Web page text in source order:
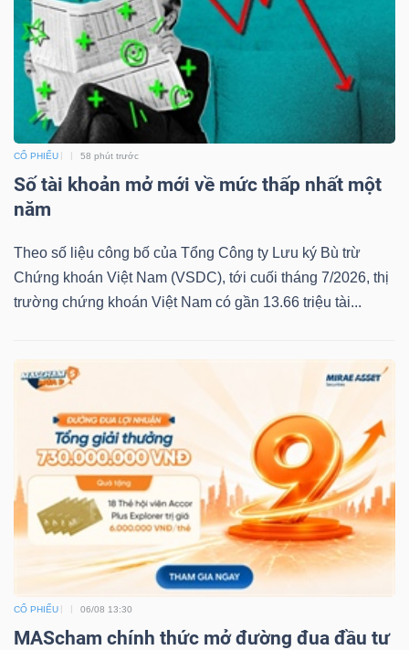
CỔ PHIẾU 58 phút trước
Số tài khoản mở mới về mức thấp nhất một
năm
Theo số liệu công bố của Tổng Công ty Lưu ký Bù trừ
Chứng khoán Việt Nam (VSDC), tới cuối tháng 7/2026, thị
trường chứng khoán Việt Nam có gần 13.66 triệu tài...
CỔ PHIẾU 06/08 13:30
MAScham chính thức mở đường đua đầu tư
CỤ
ĐẦU
TƯ
TRUY
XUẤT
DỮ
Ngành
(-)
SECTOR
NĂNG
LƯỢNG
NGUYÊN